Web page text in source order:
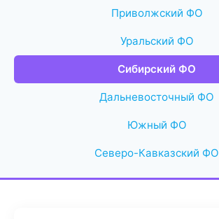
Приволжский ФО
Уральский ФО
Сибирский ФО
Дальневосточный ФО
Южный ФО
Северо-Кавказский ФО